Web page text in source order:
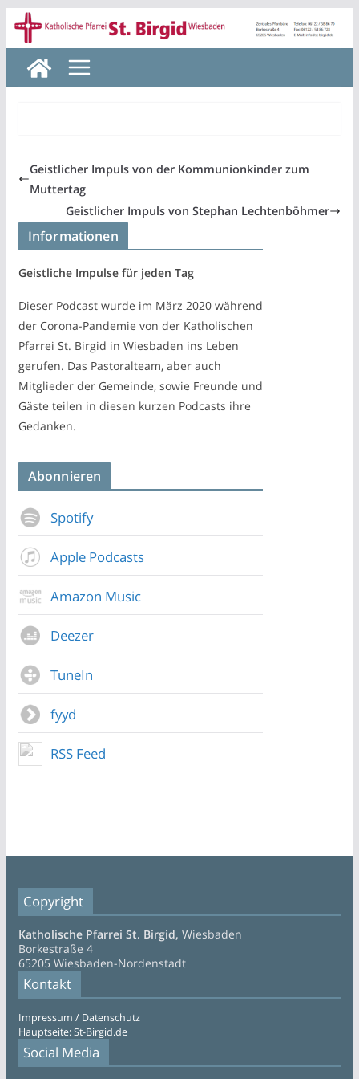
Zum
Inhalt
springen
Geistlicher Impuls von der Kommunionkinder zum
Muttertag
Geistlicher Impuls von Stephan Lechtenböhmer
Informationen
Geistliche Impulse für jeden Tag
Dieser Podcast wurde im März 2020 während
der Corona-Pandemie von der Katholischen
Pfarrei St. Birgid in Wiesbaden ins Leben
gerufen. Das Pastoralteam, aber auch
Mitglieder der Gemeinde, sowie Freunde und
Gäste teilen in diesen kurzen Podcasts ihre
Gedanken.
Abonnieren
Spotify
Apple Podcasts
Amazon Music
Deezer
TuneIn
fyyd
RSS Feed
Copyright
Katholische Pfarrei St. Birgid, Wiesbaden
Borkestraße 4
65205 Wiesbaden-Nordenstadt
Kontakt
Impressum / Datenschutz
Hauptseite: St-Birgid.de
Social Media